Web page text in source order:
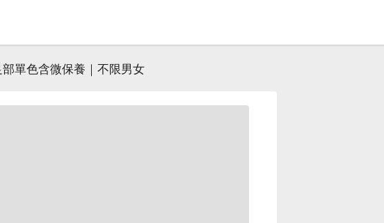
部單色含微保養｜不限男女